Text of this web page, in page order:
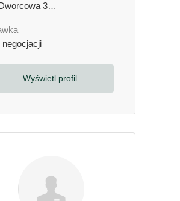
Dworcowa 3b, 64-000 Kościan, Polska
negocjacji
Wyświetl profil